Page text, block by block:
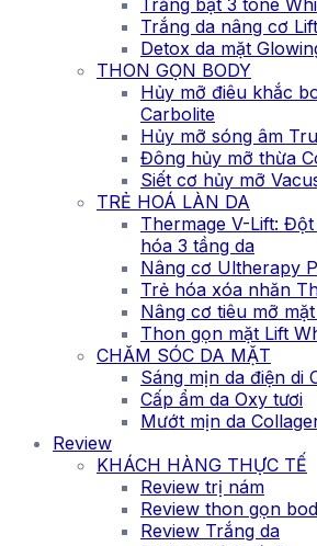
Trắng bật 3 tone
Trắng da nâng cơ
Detox da mặt
THON GỌN BODY
Hủy mỡ điêu khắc
Carbolite
Hủy mỡ sóng âm
Đông hủy mỡ thừa
Siết cơ hủy mỡ
TRẺ HOÁ LÀN DA
Thermage V-Lift:
hóa 3 tầng da
Nâng cơ Ultherapy
Trẻ hóa xóa nhăn
Nâng cơ tiêu mỡ
Thon gọn mặt Lift
CHĂM SÓC DA MẶT
Sáng mịn da điện di
Cấp ẩm da Oxy tươi
Mướt mịn da
Review
KHÁCH HÀNG THỰC TẾ
Review trị nám
Review thon gọn
Review Trắng da